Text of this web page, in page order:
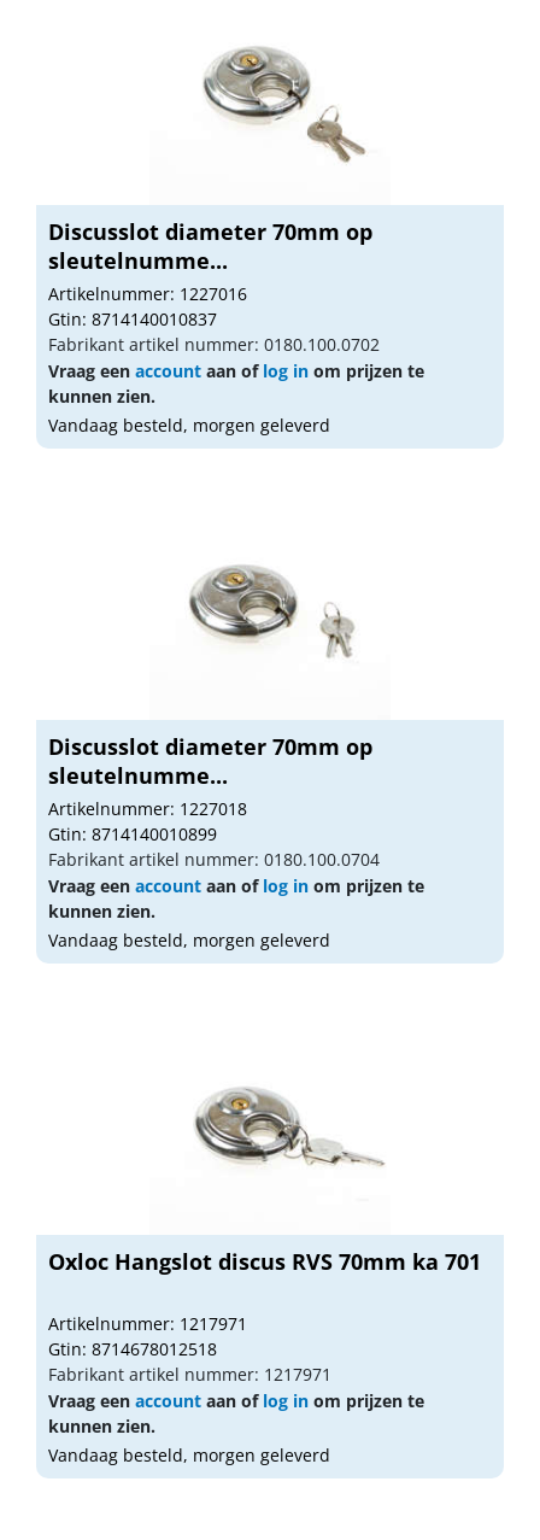
Discusslot diameter 70mm op
sleutelnumme...
Artikelnummer: 1227016
Gtin: 8714140010837
Fabrikant artikel nummer: 0180.100.0702
Vraag een account aan of log in om prijzen te
kunnen zien.
Vandaag besteld, morgen geleverd
Discusslot diameter 70mm op
sleutelnumme...
Artikelnummer: 1227018
Gtin: 8714140010899
Fabrikant artikel nummer: 0180.100.0704
Vraag een account aan of log in om prijzen te
kunnen zien.
Vandaag besteld, morgen geleverd
Oxloc Hangslot discus RVS 70mm ka 701
Artikelnummer: 1217971
Gtin: 8714678012518
Fabrikant artikel nummer: 1217971
Vraag een account aan of log in om prijzen te
kunnen zien.
Vandaag besteld, morgen geleverd